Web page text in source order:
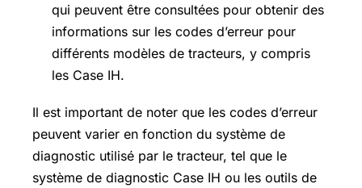
qui peuvent être consultées pour obtenir des
informations sur les codes d’erreur pour
différents modèles de tracteurs, y compris
les Case IH.
Il est important de noter que les codes d’erreur
peuvent varier en fonction du système de
diagnostic utilisé par le tracteur, tel que le
système de diagnostic Case IH ou les outils de